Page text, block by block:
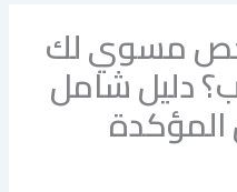
مسوي لك
دليل شامل
المؤكدة